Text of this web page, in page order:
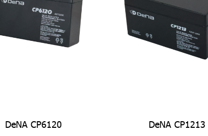
DeNA CP6120 DeNA CP1213